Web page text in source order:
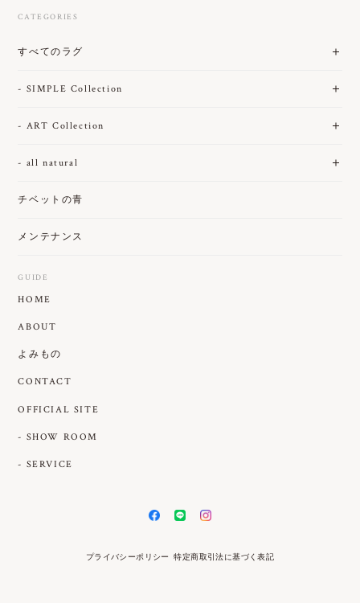
CATEGORIES
すべてのラグ
- SIMPLE Collection
- ART Collection
- all natural
チベットの青
メンテナンス
GUIDE
HOME
ABOUT
よみもの
CONTACT
OFFICIAL SITE
- SHOW ROOM
- SERVICE
プライバシーポリシー 特定商取引法に基づく表記